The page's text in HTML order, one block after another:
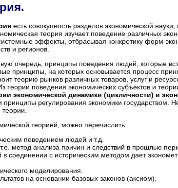
есть совокупность разделов экономической
теория изучает поведение различных
эффекты, отбрасывая конкретику форм
и регионов.
очередь, принципы поведения людей, которые
принципы, на которых основывается процесс
теорию рынков различных товаров, услуг и
теории поведения экономических субъектов и
экономической динамики (цикличности) и
принципы регулирования экономики
теорией, можно перечислить:
поведением людей и т.д.
метод анализа причин и следствий в прошлые
в соединении с историческим методом дает
моделирования.
на основании базовых законов (аксиом).